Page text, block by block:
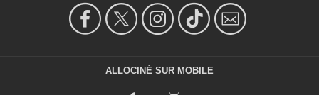
ALLOCINÉ SUR MOBILE